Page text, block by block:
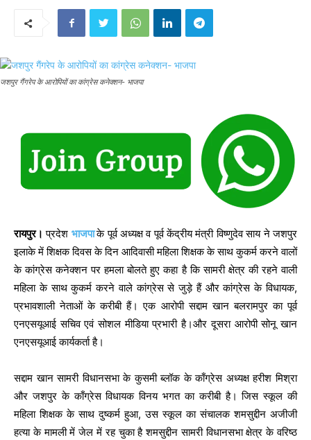
जशपुर गैंगरेप के आरोपियों का कांग्रेस कनेक्शन- भाजपा
रायपुर। प्रदेश भाजपाके पूर्व अध्यक्ष व पूर्व केंद्रीय मंत्री विष्णुदेव साय ने जशपुर
इलाके में शिक्षक दिवस के दिन आदिवासी महिला शिक्षक के साथ कुकर्म करने वालों
के कांग्रेस कनेक्शन पर हमला बोलते हुए कहा है कि सामरी क्षेत्र की रहने वाली
महिला के साथ कुकर्म करने वाले कांग्रेस से जुड़े हैं और कांग्रेस के विधायक,
प्रभावशाली नेताओं के करीबी हैं। एक आरोपी सद्दाम खान बलरामपुर का पूर्व
एनएसयूआई सचिव एवं सोशल मीडिया प्रभारी है।और दूसरा आरोपी सोनू खान
एनएसयूआई कार्यकर्ता है।
सद्दाम खान सामरी विधानसभा के कुसमी ब्लॉक के काँग्रेस अध्यक्ष हरीश मिश्रा
और जशपुर के काँग्रेस विधायक विनय भगत का करीबी है। जिस स्कूल की
महिला शिक्षक के साथ दुष्कर्म हुआ, उस स्कूल का संचालक शमसुद्दीन अजीजी
हत्या के मामली में जेल में रह चुका है शमसुद्दीन सामरी विधानसभा क्षेत्र के वरिष्ठ